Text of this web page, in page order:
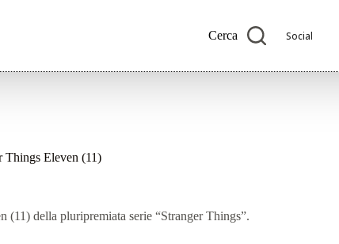
Cerca Social
Things Eleven (11)
(11) della pluripremiata serie “Stranger Things”.